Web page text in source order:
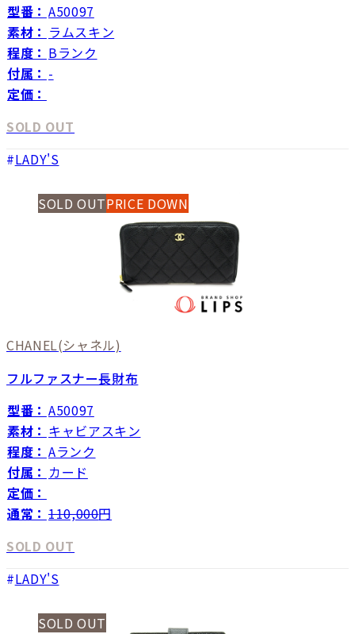
型番： A50097
素材： ラムスキン
程度： Bランク
付属： -
定価：
SOLD OUT
LADY'S
SOLD OUTPRICE DOWN
CHANEL(シャネル)
フルファスナー長財布
型番： A50097
素材： キャビアスキン
程度： Aランク
付属： カード
定価：
通常： 110,000円
SOLD OUT
LADY'S
SOLD OUT